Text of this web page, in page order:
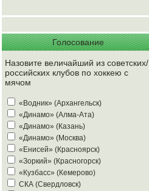
Голосование
Назовите величайший из советских/
российских клубов по хоккею с
мячом
«Водник» (Архангельск)
«Динамо» (Алма-Ата)
«Динамо» (Казань)
«Динамо» (Москва)
«Енисей» (Красноярск)
«Зоркий» (Красногорск)
«Кузбасс» (Кемерово)
СКА (Свердловск)